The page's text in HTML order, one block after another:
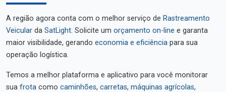
A região agora conta com o melhor serviço de Rastreamento
Veicular da SatLight. Solicite um orçamento on-line e garanta
maior visibilidade, gerando economia e eficiência para sua
operação logística.
Temos a melhor plataforma e aplicativo para você monitorar
sua frota como caminhões, carretas, máquinas agrícolas,